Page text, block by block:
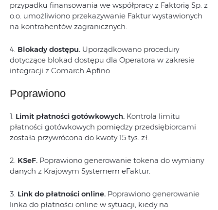
przypadku finansowania we współpracy z Faktorią Sp. z
o.o. umożliwiono przekazywanie Faktur wystawionych
na kontrahentów zagranicznych.
4. Blokady dostępu. Uporządkowano procedury
dotyczące blokad dostępu dla Operatora w zakresie
integracji z Comarch Apfino.
Poprawiono
1. Limit płatności gotówkowych. Kontrola limitu
płatności gotówkowych pomiędzy przedsiębiorcami
została przywrócona do kwoty 15 tys. zł.
2. KSeF. Poprawiono generowanie tokena do wymiany
danych z Krajowym Systemem eFaktur.
3. Link do płatności online. Poprawiono generowanie
linka do płatności online w sytuacji, kiedy na